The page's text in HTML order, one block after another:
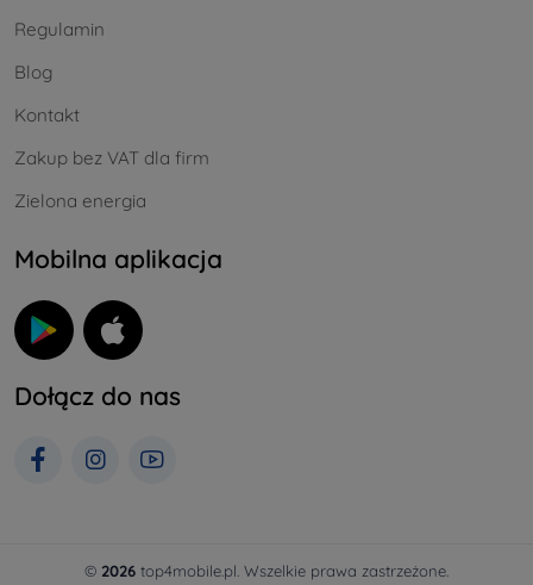
Regulamin
Blog
Kontakt
Zakup bez VAT dla firm
Zielona energia
Mobilna aplikacja
Dołącz do nas
© 2026 top4mobile.pl. Wszelkie prawa zastrzeżone.